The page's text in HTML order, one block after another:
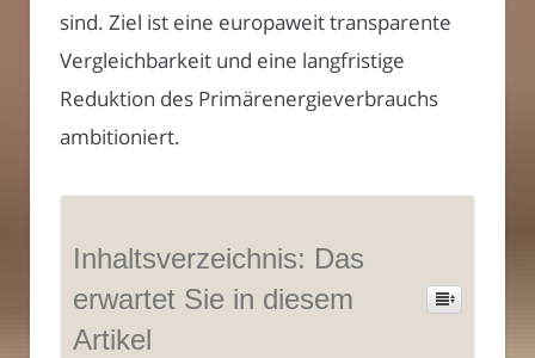
sind. Ziel ist eine europaweit transparente
Vergleichbarkeit und eine langfristige
Reduktion des Primärenergieverbrauchs
ambitioniert.
Inhaltsverzeichnis: Das
erwartet Sie in diesem
Artikel